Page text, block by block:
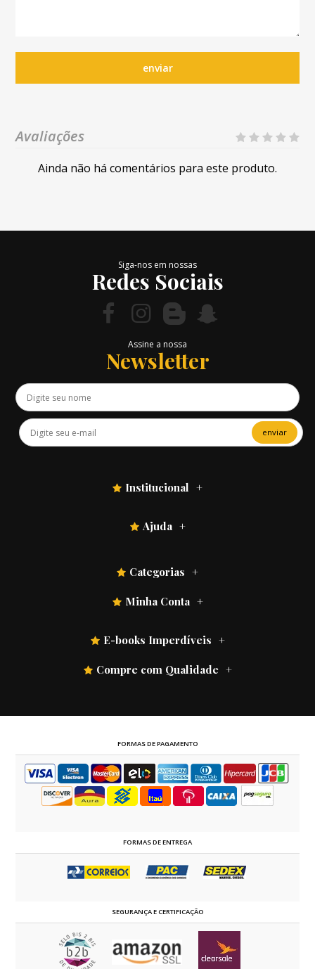
enviar
Avaliações
Ainda não há comentários para este produto.
Siga-nos em nossas
Redes Sociais
Assine a nossa
Newsletter
enviar
Institucional
Ajuda
Categorias
Minha Conta
E-books Imperdíveis
Compre com Qualidade
FORMAS DE PAGAMENTO
FORMAS DE ENTREGA
SEGURANÇA E CERTIFICAÇÃO